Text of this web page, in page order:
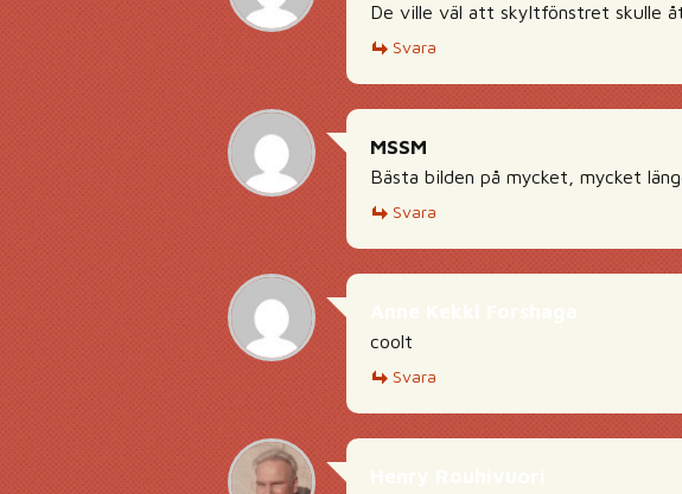
De ville väl att skyltfönstret skulle
Svara
MSSM
Bästa bilden på mycket, mycket
Svara
coolt
Svara